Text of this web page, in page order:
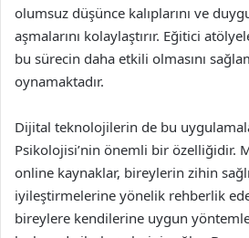
olumsuz düşünce kalıplarını ve
aşmalarını kolaylaştırır. Eğitici
bu sürecin daha etkili olmasını
oynamaktadır.
Dijital teknolojilerin de bu
Psikolojisi’nin önemli bir özelliğidir.
online kaynaklar, bireylerin zihin
iyileştirmelerine yönelik rehberlik
bireylere kendilerine uygun